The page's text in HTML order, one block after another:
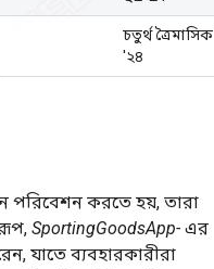
চতুর্থ ত্রৈমাসিক
'২৪
পরিবেশন করতে হয়, তারা
SportingGoodsApp- এর
যাতে ব্যবহারকারীরা